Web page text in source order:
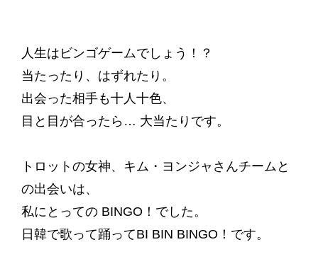
人生はビンゴゲームでしょう！？
当たったり、はずれたり。
出会った相手も十人十色、
目と目が合ったら… 大当たりです。
トロットの女神、キム・ヨンジャさんチームと
の出会いは、
私にとっての BINGO！でした。
日韓で歌って踊ってBI BIN BINGO！です。